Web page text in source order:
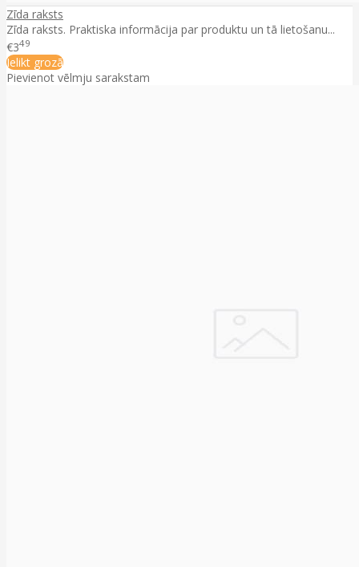
Zīda raksts
Zīda raksts. Praktiska informācija par produktu un tā lietošanu...
€349
Ielikt grozā
Pievienot vēlmju sarakstam